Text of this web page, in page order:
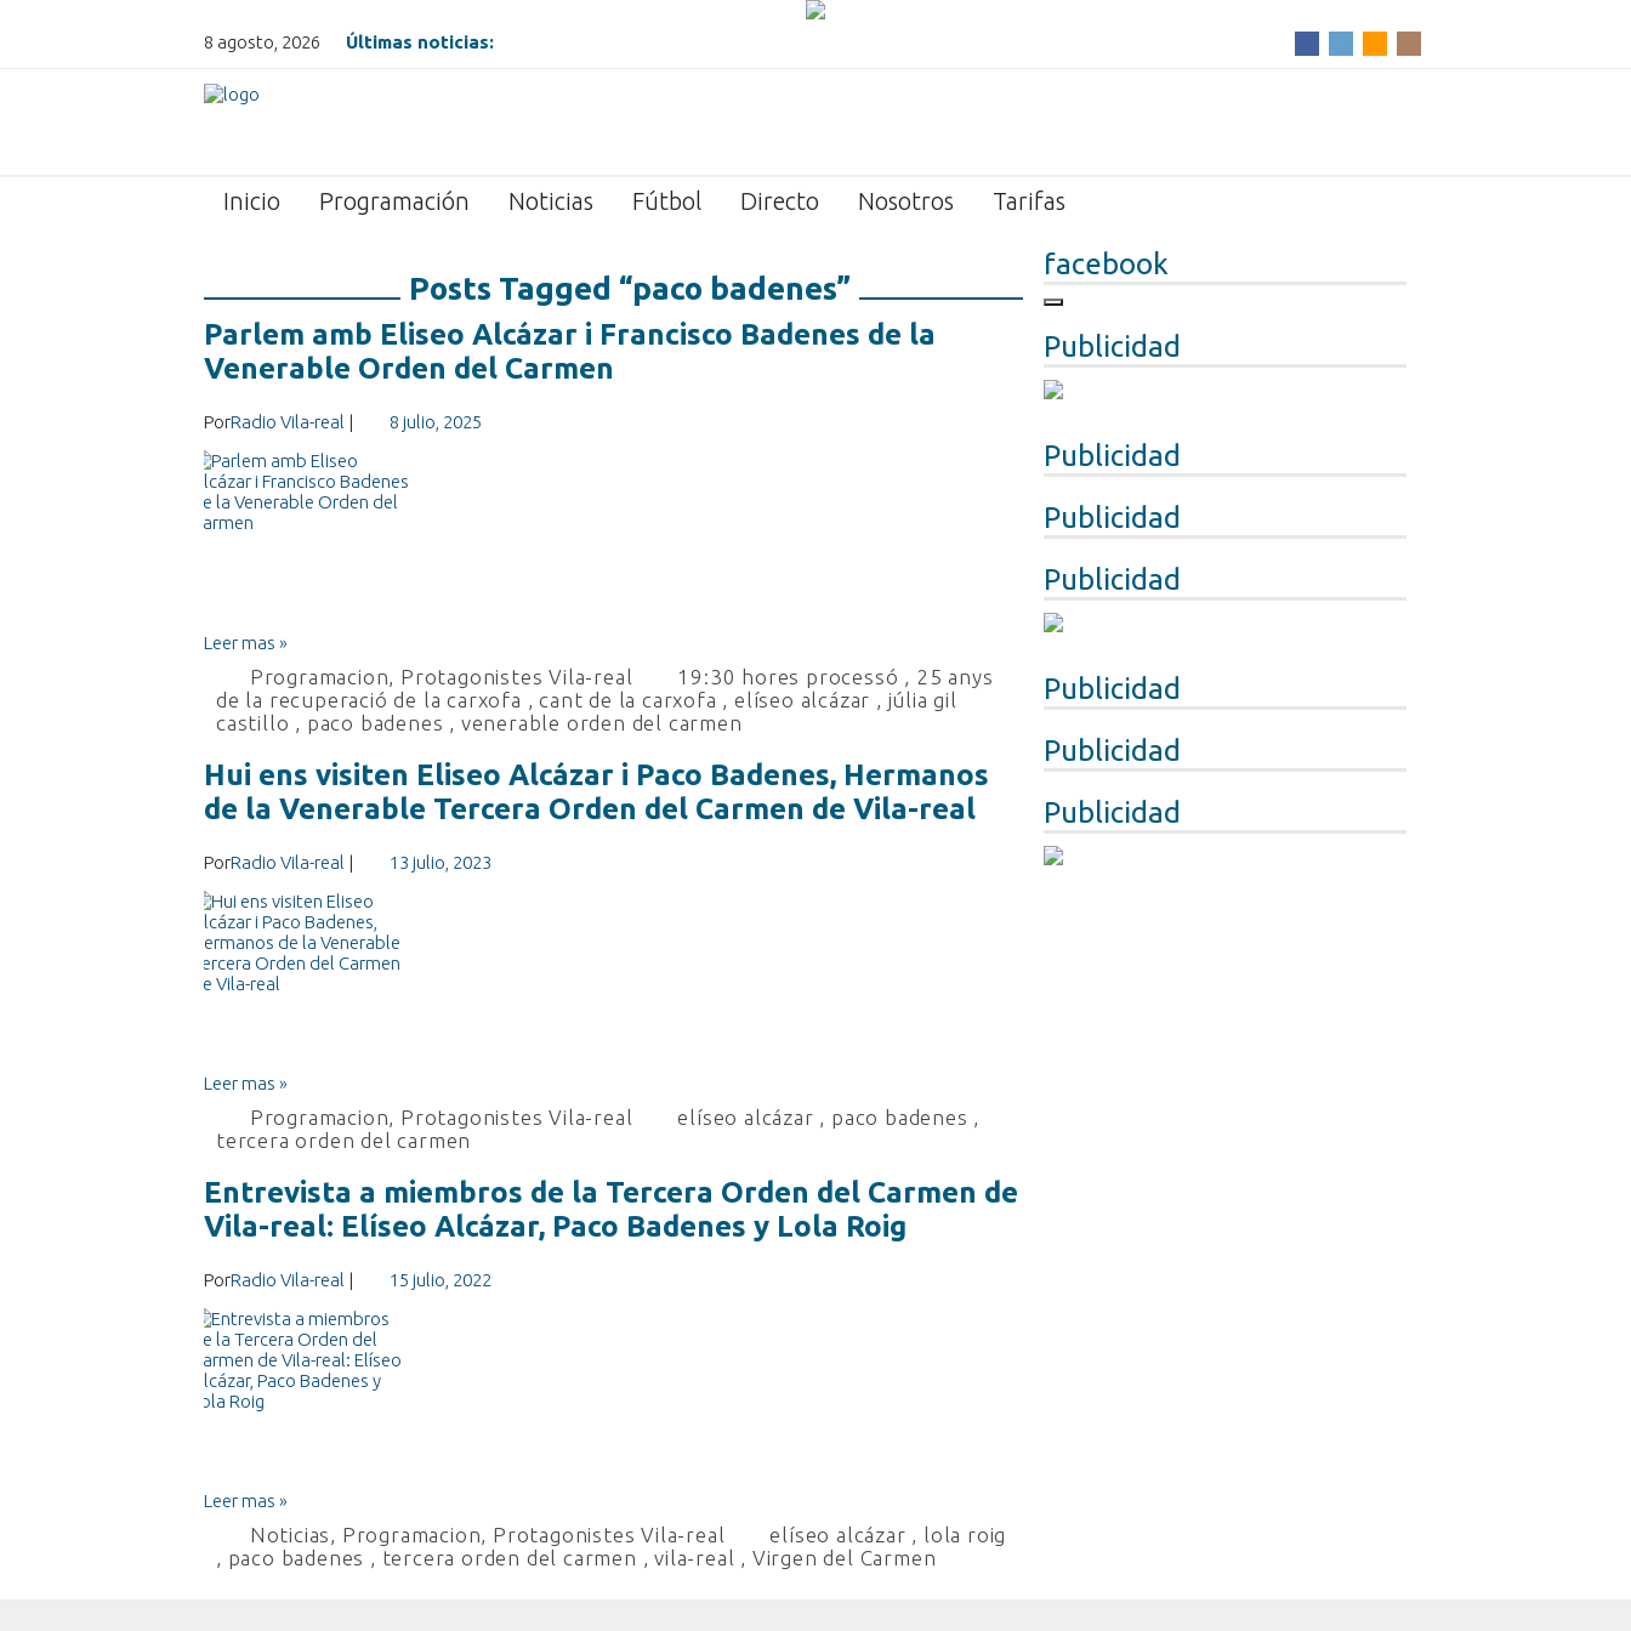
8 agosto, 2026 Últimas noticias:
Inicio Programación Noticias Fútbol Directo Nosotros Tarifas
facebook
Publicidad
Publicidad
Publicidad
Publicidad
Publicidad
Publicidad
Publicidad
Posts Tagged “paco badenes”
Parlem amb Eliseo Alcázar i Francisco Badenes de la
Venerable Orden del Carmen
PorRadio Vila-real | 8 julio, 2025
Leer mas »
Programacion, Protagonistes Vila-real 19:30 hores processó , 25 anys
de la recuperació de la carxofa ,cant de la carxofa ,elíseo alcázar , júlia gil
castillo , paco badenes , venerable orden del carmen
Hui ens visiten Eliseo Alcázar i Paco Badenes, Hermanos
de la Venerable Tercera Orden del Carmen de Vila-real
PorRadio Vila-real | 13 julio, 2023
Leer mas »
Programacion, Protagonistes Vila-real elíseo alcázar , paco badenes ,
tercera orden del carmen
Entrevista a miembros de la Tercera Orden del Carmen de
Vila-real: Elíseo Alcázar, Paco Badenes y Lola Roig
PorRadio Vila-real | 15 julio, 2022
Leer mas »
Noticias, Programacion, Protagonistes Vila-real elíseo alcázar , lola roig
, paco badenes , tercera orden del carmen ,vila-real , Virgen del Carmen